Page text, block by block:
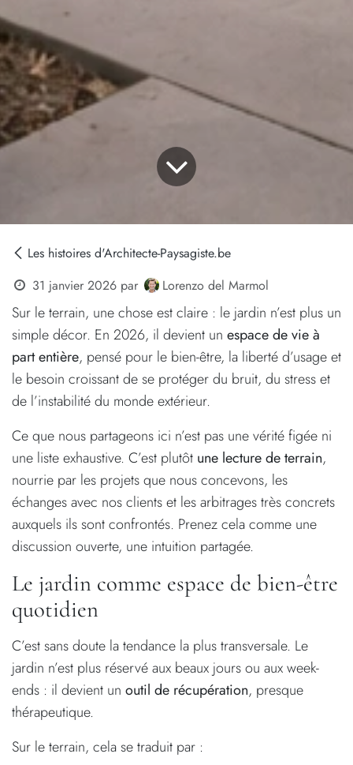
Les histoires d'Architecte-Paysagiste.be
31 janvier 2026 par Lorenzo del Marmol
Sur le terrain, une chose est claire : le jardin n’est plus un
simple décor. En 2026, il devient un espace de vie à
part entière, pensé pour le bien-être, la liberté d’usage et
le besoin croissant de se protéger du bruit, du stress et
de l’instabilité du monde extérieur.
Ce que nous partageons ici n’est pas une vérité figée ni
une liste exhaustive. C’est plutôt une lecture de terrain,
nourrie par les projets que nous concevons, les
échanges avec nos clients et les arbitrages très concrets
auxquels ils sont confrontés. Prenez cela comme une
discussion ouverte, une intuition partagée.
Le jardin comme espace de bien-être
quotidien
C’est sans doute la tendance la plus transversale. Le
jardin n’est plus réservé aux beaux jours ou aux week-
ends : il devient un outil de récupération, presque
thérapeutique.
Sur le terrain, cela se traduit par :